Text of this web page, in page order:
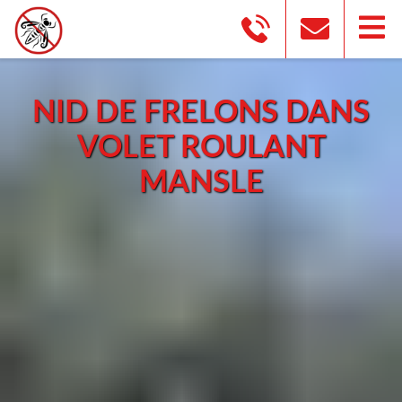
NID DE FRELONS DANS
VOLET ROULANT
MANSLE